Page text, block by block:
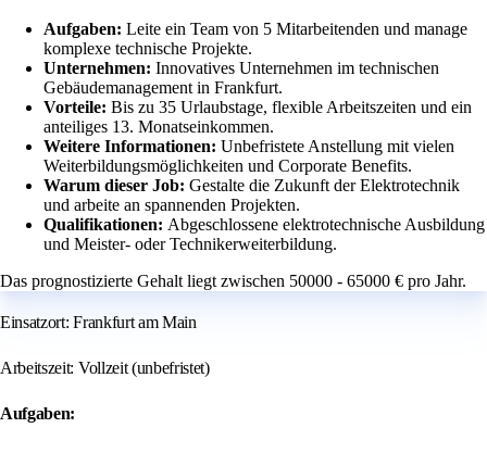
Aufgaben: Leite ein Team von 5 Mitarbeitenden und manage
komplexe technische Projekte.
Unternehmen: Innovatives Unternehmen im technischen
Gebäudemanagement in Frankfurt.
Vorteile: Bis zu 35 Urlaubstage, flexible Arbeitszeiten und ein
anteiliges 13. Monatseinkommen.
Weitere Informationen: Unbefristete Anstellung mit vielen
Weiterbildungsmöglichkeiten und Corporate Benefits.
Warum dieser Job: Gestalte die Zukunft der Elektrotechnik
und arbeite an spannenden Projekten.
Qualifikationen: Abgeschlossene elektrotechnische Ausbildung
und Meister- oder Technikerweiterbildung.
Das prognostizierte Gehalt liegt zwischen 50000 - 65000 € pro Jahr.
Einsatzort: Frankfurt am Main
Arbeitszeit: Vollzeit (unbefristet)
Aufgaben: